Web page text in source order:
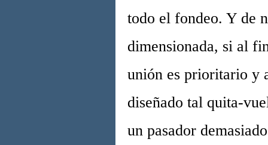
todo el fondeo. Y de
dimensionada, si al
unión es prioritario y
diseñado tal quita-
un pasador